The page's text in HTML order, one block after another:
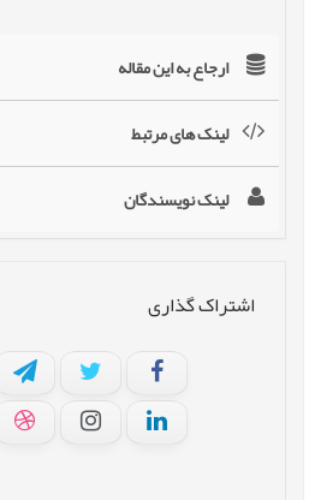
ارجاع به این مقاله
لینک های مرتبط
لینک نویسندگان
اشتراک گذاری